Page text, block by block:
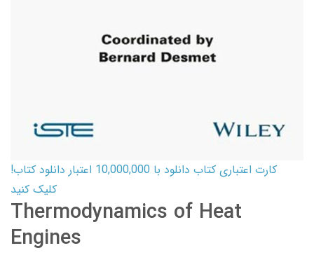
کارت اعتباری کتاب دانلود با 10,000,000 اعتبار دانلود کتاب!
کلیک کنید
Thermodynamics of Heat
Engines